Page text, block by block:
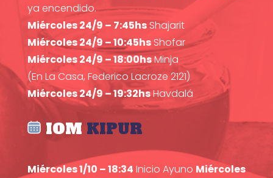
ya encendido.
Miércoles 24/9 – 7:45hsShajarit
Miércoles 24/9 – 10:45hsShofar
Miércoles 24/9 – 18:00hsMinja
(En La Casa, Federico Lacroze 2121)
Miércoles 24/9 – 19:32hsHavdalá
IOM KIPUR
Miércoles 1/10 – 18:34 Inicio Ayuno Miércoles